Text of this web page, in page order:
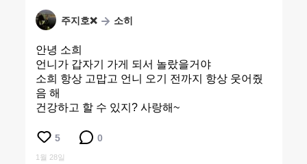
주지호❌ 소히
안녕 소희
언니가 갑자기 가게 되서 놀랐을거야
소희 항상 고맙고 언니 오기 전까지 항상 웃어줬
음 해
건강하고 할 수 있지? 사랑해~
5 0
1월 28일